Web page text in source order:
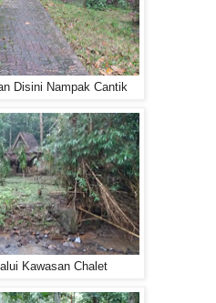
Disini Nampak Cantik
Kawasan Chalet